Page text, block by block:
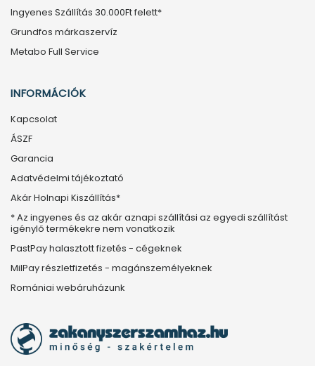
Ingyenes Szállítás 30.000Ft felett*
Grundfos márkaszervíz
Metabo Full Service
INFORMÁCIÓK
Kapcsolat
ÁSZF
Garancia
Adatvédelmi tájékoztató
Akár Holnapi Kiszállítás*
* Az ingyenes és az akár aznapi szállítási az egyedi szállítást
igénylő termékekre nem vonatkozik
PastPay halasztott fizetés - cégeknek
MilPay részletfizetés - magánszemélyeknek
Romániai webáruházunk